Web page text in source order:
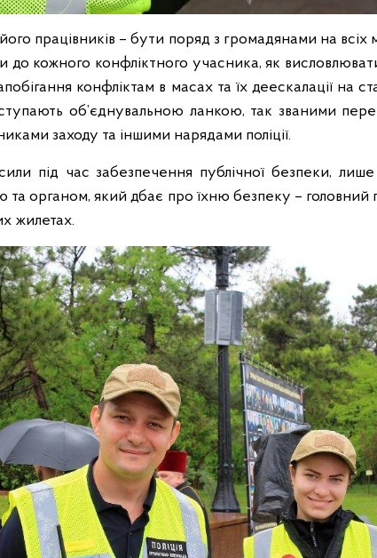
працівників – бути поряд з громадянами на всіх
до кожного конфліктного учасника, як
конфліктам в масах та їх деескалації на
об’єднувальною ланкою, так званими
заходу та іншими нарядами поліції.
під час забезпечення публічної безпеки,
та органом, який дбає про їхню безпеку –
жилетах.